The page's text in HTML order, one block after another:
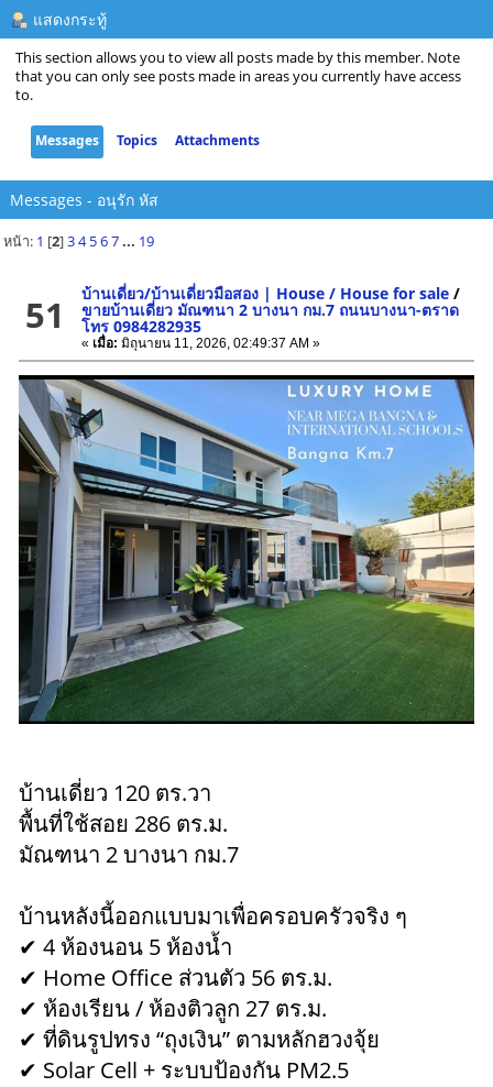
แสดงกระทู้
This section allows you to view all posts made by this member. Note
that you can only see posts made in areas you currently have access
to.
Messages Topics Attachments
Messages - อนุรัก หัส
หน้า: 1 [2]3 4 5 6 7 ... 19
51 บ้านเดี่ยว/บ้านเดี่ยวมือสอง | House / House for sale /
ขายบ้านเดี่ยว มัณฑนา 2 บางนา กม.7 ถนนบางนา-ตราด
โทร 0984282935
« เมื่อ: มิถุนายน 11, 2026, 02:49:37 AM »
บ้านเดี่ยว 120 ตร.วา
พื้นที่ใช้สอย 286 ตร.ม.
มัณฑนา 2 บางนา กม.7
บ้านหลังนี้ออกแบบมาเพื่อครอบครัวจริง ๆ
✔ 4 ห้องนอน 5 ห้องน้ำ
✔ Home Office ส่วนตัว 56 ตร.ม.
✔ ห้องเรียน / ห้องติวลูก 27 ตร.ม.
✔ ที่ดินรูปทรง “ถุงเงิน” ตามหลักฮวงจุ้ย
✔ Solar Cell + ระบบป้องกัน PM2.5